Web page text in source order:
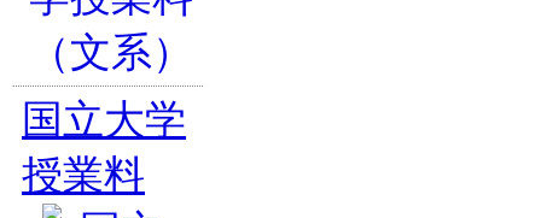
国立大学
授業料